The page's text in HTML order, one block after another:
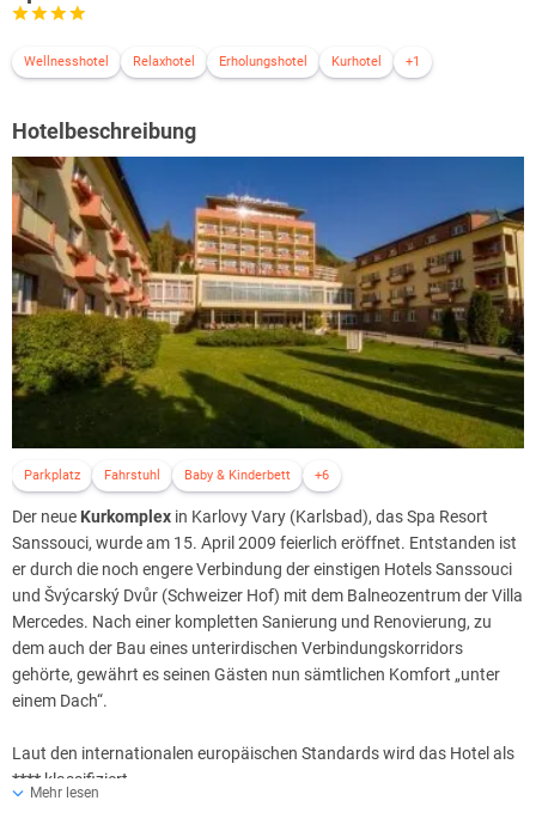
Wellnesshotel Relaxhotel Erholungshotel Kurhotel +1
Hotelbeschreibung
Parkplatz Fahrstuhl Baby & Kinderbett +6
Der neue Kurkomplex in Karlovy Vary (Karlsbad), das Spa Resort
Sanssouci, wurde am 15. April 2009 feierlich eröffnet. Entstanden ist
er durch die noch engere Verbindung der einstigen Hotels Sanssouci
und Švýcarský Dvůr (Schweizer Hof) mit dem Balneozentrum der Villa
Mercedes. Nach einer kompletten Sanierung und Renovierung, zu
dem auch der Bau eines unterirdischen Verbindungskorridors
gehörte, gewährt es seinen Gästen nun sämtlichen Komfort „unter
einem Dach“.
Laut den internationalen europäischen Standards wird das Hotel als
**** klassifiziert.
Mehr lesen